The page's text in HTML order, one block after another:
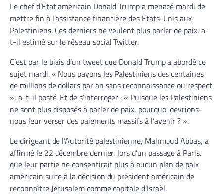
Le chef d’Etat américain Donald Trump a menacé mardi de
mettre fin à l’assistance financière des Etats-Unis aux
Palestiniens. Ces derniers ne veulent plus parler de paix, a-
t-il estimé sur le réseau social Twitter.
C’est par le biais d’un tweet que Donald Trump a abordé ce
sujet mardi. « Nous payons les Palestiniens des centaines
de millions de dollars par an sans reconnaissance ou respect
», a-t-il posté. Et de s’interroger : « Puisque les Palestiniens
ne sont plus disposés à parler de paix, pourquoi devrions-
nous leur verser des paiements massifs à l’avenir ? ».
Le dirigeant de l’Autorité palestinienne, Mahmoud Abbas, a
affirmé le 22 décembre dernier, lors d’un passage à Paris,
que leur partie ne consentirait plus à aucun plan de paix
américain suite à la décision du président américain de
reconnaître Jérusalem comme capitale d’Israël.